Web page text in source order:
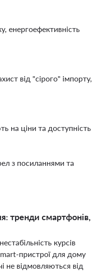
енергоефективність
від "сірого" імпорту,
на ціни та доступність
з посиланнями та
тренди смартфонів,
курсів
пристрої для дому
не відмовляються від